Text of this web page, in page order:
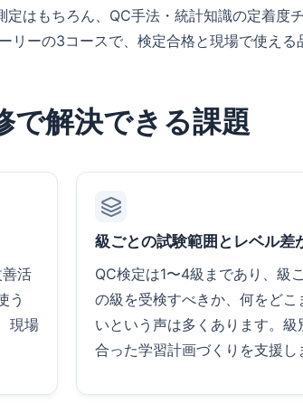
はもちろん、QC手法・統計知識の定着度
ーの3コースで、検定合格と現場で使える
で解決できる課題
活
う
現場
級ごとの試験範囲とレベル差
QC検定は1〜4級まであり、級
の級を受検すべきか、何をどこ
いという声は多くあります。
合った学習計画づくりを支援し